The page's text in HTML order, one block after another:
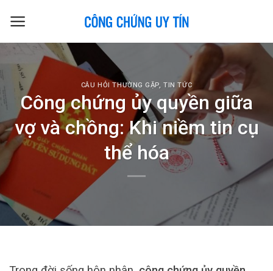
CÂU HỎI THƯỜNG GẶP,TIN TỨC
Công chứng ủy quyền giữa
vợ và chồng: Khi niềm tin cụ
thể hóa